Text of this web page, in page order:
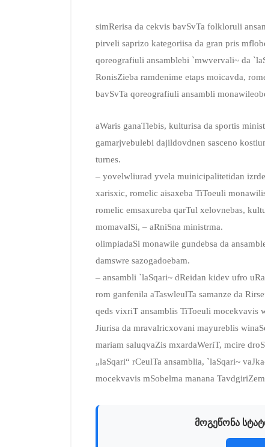
simRerisa da cekvis bavSvTa folkloruli
pirveli saprizo kategoriisa da gran pris
qoreografiuli ansamblebi `mwvervali~ da
RonisZieba ramdenime etaps moicavda,
bavSvTa qoreografiuli ansambli
aWaris ganaTlebis, kulturisa da sportis
gamarjvebulebi dajildovdnen sasceno
turnes.
– yovelwliurad yvela muinicipalitetidan
xarisxic, romelic aisaxeba TiToeuli
romelic emsaxureba qarTul xelovnebas,
momavalSi, – aRniSna ministrma.
olimpiadaSi monawile gundebsa da
damswre sazogadoebam.
– ansambli `laSqari~ dReidan kidev ufro
rom ganfenila aTaswleulTa samanze da
qeds vixriT ansamblis TiToeuli mocekvavis
Jiurisa da mravalricxovani mayureblis
mariam saluqvaZis mxardaWeriT, mcire
„laSqari“ rCeulTa ansamblia, `laSqari~
mocekvavis mSobelma manana
მოგეწონა